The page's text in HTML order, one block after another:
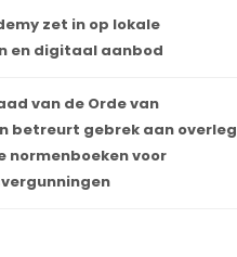
zet in op lokale
en digitaal aanbod
van de Orde van
betreurt gebrek aan overleg
normenboeken voor